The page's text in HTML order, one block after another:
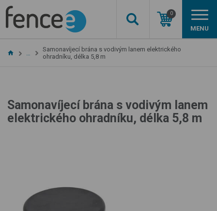
0
MENU
…
Samonavíjecí brána s vodivým lanem elektrického
ohradníku, délka 5,8 m
Samonavíjecí brána s vodivým lanem
elektrického ohradníku, délka 5,8 m